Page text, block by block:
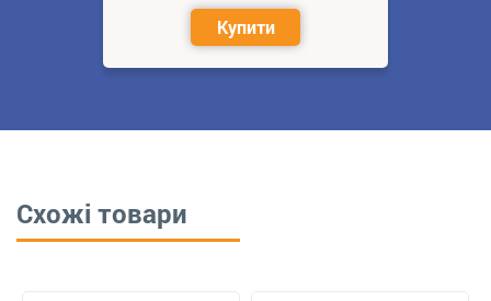
Купити
Схожі товари